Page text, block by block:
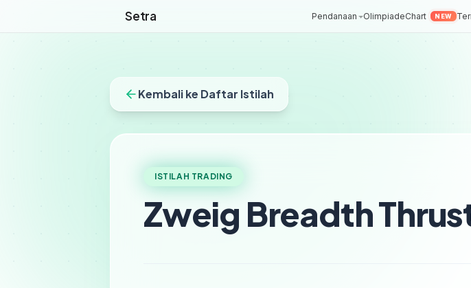
Setra Pendanaan OlimpiadeChart NEW
Kembali ke Daftar Istilah
ISTILAH TRADING
Zweig Breadth